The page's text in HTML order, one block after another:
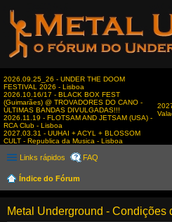
2026.09.25_26 - UNDER THE DOOM
FESTIVAL 2026 - Lisboa
2026.10.16/17 - BLACK BOX FEST
(Guimarães) @ TROVADORES DO CANO -
ÚLTIMAS BANDAS DIVULGADAS!!!
2026.11.19 - FLOTSAM AND JETSAM (USA) -
RCA Club - Lisboa
2027.03.31 - UUHAI + ACYL + BLOSSOM
CULT - Republica da Musica - Lisboa
Links rápidos FAQ
Índice do Fórum
Metal Underground - Condições